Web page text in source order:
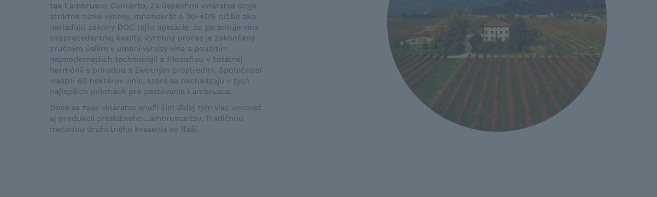
tak Lambrusco Concerto. Za úspechmi vinárstva stoja
striktne nízke výnosy, mnohokrát o 30-40% nižšie ako
nariaďujú zákony DOC tejto apelácie, čo garantuje vína
bezprecedentnej kvality. Výrobný proces je zakončený
zručným úsilím v umení výroby vína s použitím
najmodernejších technológií a filozofiou v totálnej
harmónii s prírodou a životným prostredím. Spoločnosť
vlastní 60 hektárov viníc, ktoré sa nachádzajú v tých
najlepších polohách pre pestovanie Lambrusca.
Dnes sa zase vinárstvo snaží čím ďalej tým viac venovať
aj produkcii prestížneho Lambrusca tzv. Tradičnou
metódou druhotného kvasenia vo fľaši.